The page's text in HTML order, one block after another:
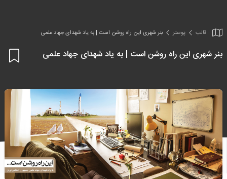
قالب پوستر بنر شهری این راه روشن است | به یاد شهدای جهاد علمی
بنر شهری این راه روشن است | به یاد شهدای جهاد علمی